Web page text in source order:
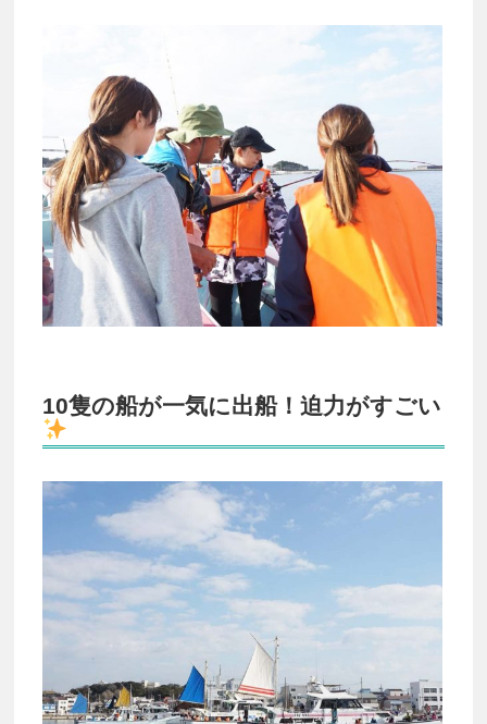
10隻の船が一気に出船！迫力がすごい